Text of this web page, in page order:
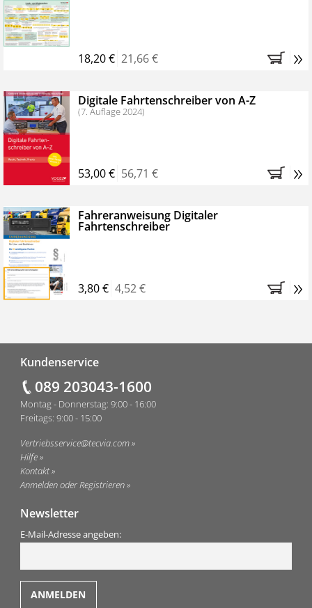
Bestellen Sie jetzt das VerkehrsRundschau Profipaket im
Kennenlern-Abo für zwei Monate (inkl. der derzeitig
Monaten brauchen Sie nichts weiter tun, das
Abonnement endet automatisch, es entstehen keine
weiteren Verpflichtungen.
18,20 € 21,66 € »
Digitale Fahrtenschreiber von A-Z
(7. Auflage 2024)
53,00 € 56,71 € »
Fahreranweisung Digitaler
Fahrtenschreiber
3,80 € 4,52 € »
Kundenservice
089 203043-1600
Montag - Donnerstag: 9:00 - 16:00
Freitags: 9:00 - 15:00
Vertriebsservice@tecvia.com
Hilfe
Kontakt
Anmelden oder Registrieren
Newsletter
E-Mail-Adresse angeben: